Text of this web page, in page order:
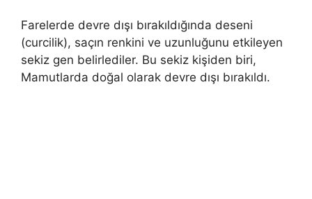
Farelerde devre dışı bırakıldığında deseni
(curcilik), saçın renkini ve uzunluğunu etkileyen
sekiz gen belirlediler. Bu sekiz kişiden biri,
Mamutlarda doğal olarak devre dışı bırakıldı.